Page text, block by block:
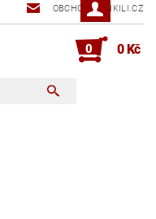
OBCHOD@CINKILI.CZ
0 0 Kč